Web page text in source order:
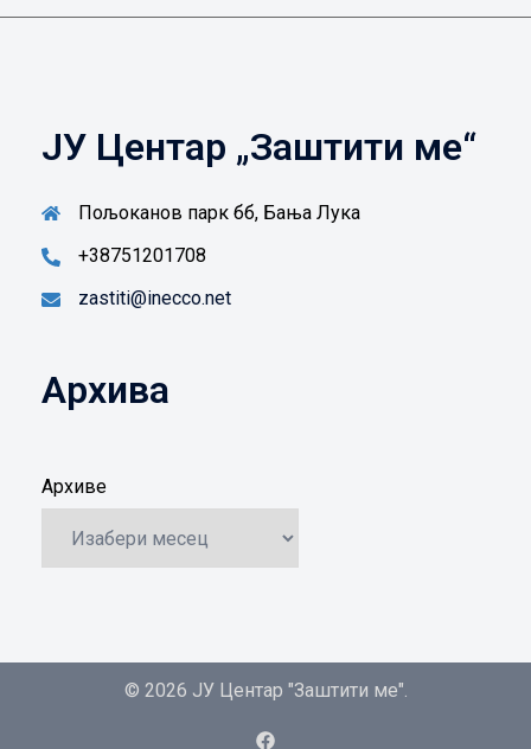
ЈУ Центар „Заштити ме“
Пољоканов парк бб, Бања Лука
+38751201708
zastiti@inecco.net
Архива
Архиве
© 2026 ЈУ Центар "Заштити ме".